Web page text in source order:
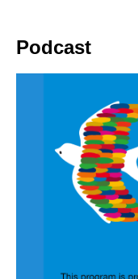
Podcast